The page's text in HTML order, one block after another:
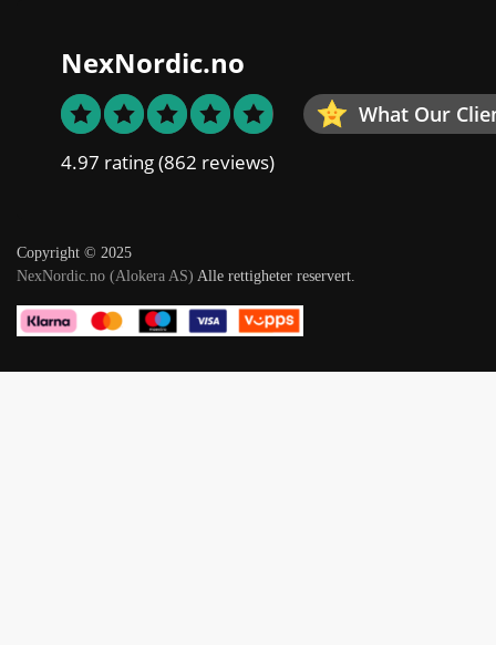
NexNordic.no
What Our
4.97 rating(862 reviews)
Copyright © 2025
NexNordic.no (Alokera AS) Alle rettigheter reservert.